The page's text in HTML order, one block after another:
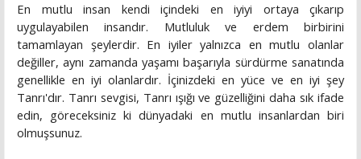
En mutlu insan kendi içindeki en iyiyi ortaya çıkarıp
uygulayabilen insandır. Mutluluk ve erdem birbirini
tamamlayan şeylerdir. En iyiler yalnızca en mutlu olanlar
değiller, aynı zamanda yaşamı başarıyla sürdürme sanatında
genellikle en iyi olanlardır. İçinizdeki en yüce ve en iyi şey
Tanrı'dır. Tanrı sevgisi, Tanrı ışığı ve güzelliğini daha sık ifade
edin, göreceksiniz ki dünyadaki en mutlu insanlardan biri
olmuşsunuz.